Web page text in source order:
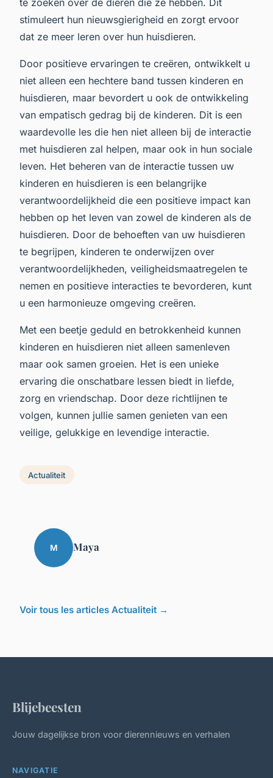
stimuleert hun nieuwsgierigheid en zorgt ervoor
dat ze meer leren over hun huisdieren.
Door positieve ervaringen te creëren, ontwikkelt u
niet alleen een hechtere band tussen kinderen en
huisdieren, maar bevordert u ook de ontwikkeling
van empatisch gedrag bij de kinderen. Dit is een
waardevolle les die hen niet alleen bij de interactie
met huisdieren zal helpen, maar ook in hun sociale
leven. Het beheren van de interactie tussen uw
kinderen en huisdieren is een belangrijke
verantwoordelijkheid die een positieve impact kan
hebben op het leven van zowel de kinderen als de
huisdieren. Door de behoeften van uw huisdieren
te begrijpen, kinderen te onderwijzen over
verantwoordelijkheden, veiligheidsmaatregelen te
nemen en positieve interacties te bevorderen, kunt
u een harmonieuze omgeving creëren.
Met een beetje geduld en betrokkenheid kunnen
kinderen en huisdieren niet alleen samenleven
maar ook samen groeien. Het is een unieke
ervaring die onschatbare lessen biedt in liefde,
zorg en vriendschap. Door deze richtlijnen te
volgen, kunnen jullie samen genieten van een
veilige, gelukkige en levendige interactie.
Actualiteit
M Maya
Voir tous les articles Actualiteit →
Blijebeesten
Jouw dagelijkse bron voor dierennieuws en verhalen
NAVIGATIE